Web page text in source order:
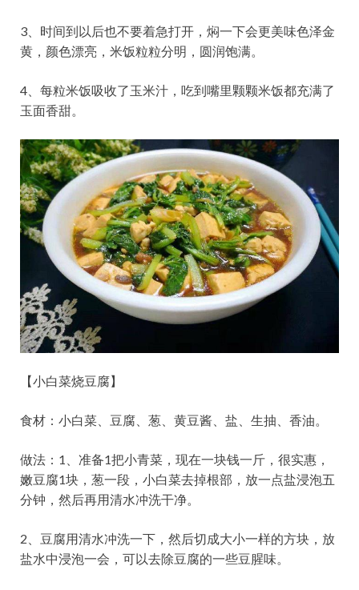
3、时间到以后也不要着急打开，焖一下会更美味色泽金
黄，颜色漂亮，米饭粒粒分明，圆润饱满。
4、每粒米饭吸收了玉米汁，吃到嘴里颗颗米饭都充满了
玉面香甜。
【小白菜烧豆腐】
食材：小白菜、豆腐、葱、黄豆酱、盐、生抽、香油。
做法：1、准备1把小青菜，现在一块钱一斤，很实惠，
嫩豆腐1块，葱一段，小白菜去掉根部，放一点盐浸泡五
分钟，然后再用清水冲洗干净。
2、豆腐用清水冲洗一下，然后切成大小一样的方块，放
盐水中浸泡一会，可以去除豆腐的一些豆腥味。